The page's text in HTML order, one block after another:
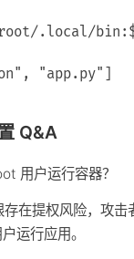
root/.local/
"app.py"]
Q&A
用户运行容器？
在提权风险，攻击
运行应用。